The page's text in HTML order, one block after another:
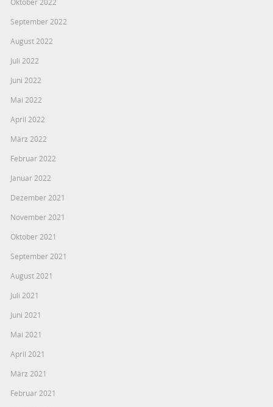
September 2022
August 2022
Juli 2022
Juni 2022
Mai 2022
April 2022
März 2022
Februar 2022
Januar 2022
Dezember 2021
November 2021
Oktober 2021
September 2021
August 2021
Juli 2021
Juni 2021
Mai 2021
April 2021
März 2021
Februar 2021